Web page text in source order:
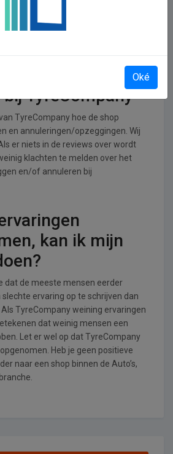
in de Auto’s, motoren en fietsen
TyreCompany
TyreCompany hoe de shop
en annuleringen/opzeggingen. Wij
er niets in de reviews over wordt
klachten te melden over het
en/of annuleren bij
kan ik mijn
dat de meeste mensen eerder
ervaring op te schrijven dan
TyreCompany weining ervaringen
dat weinig mensen een
Let er wel op dat TyreCompany
Heb je geen positieve
naar een shop binnen de Auto’s,
Oké